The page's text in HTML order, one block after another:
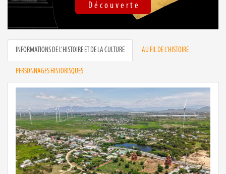
Découverte
INFORMATIONS DE L’HISTOIRE ET DE LA CULTURE AU FIL DE L’HISTOIRE
PERSONNAGES HISTORISQUES